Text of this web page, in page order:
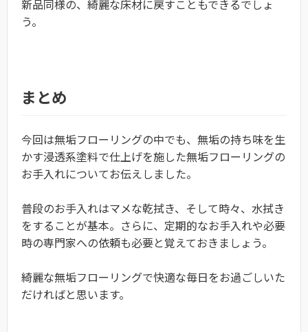
新品同様の、綺麗な床材に戻すこともできるでしょ
う。
まとめ
今回は無垢フローリングの中でも、無垢の持ち味を生
かす浸透系塗料で仕上げを施した無垢フローリングの
お手入れについてお伝えしました。
普段のお手入れはマメな乾拭き、そして時々、水拭き
をすることが基本。さらに、定期的なお手入れや必要
時の専門家への依頼も必要と覚えておきましょう。
綺麗な無垢フローリングで快適な毎日をお過ごしいた
だければと思います。